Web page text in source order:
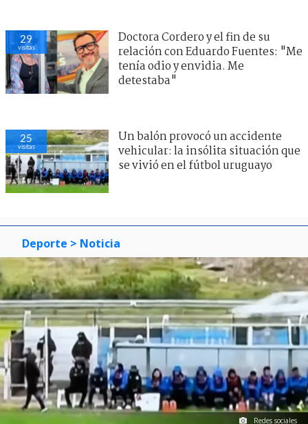
29
visitas
Doctora Cordero y el fin de su
relación con Eduardo Fuentes: "Me
tenía odio y envidia. Me
detestaba"
25
visitas
Un balón provocó un accidente
vehicular: la insólita situación que
se vivió en el fútbol uruguayo
Deporte > Noticia
Redes sociales